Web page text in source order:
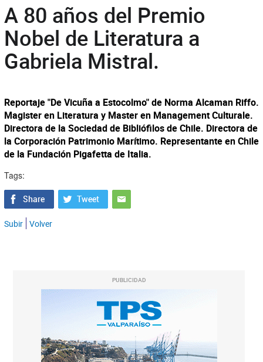
A 80 años del Premio
Nobel de Literatura a
Gabriela Mistral.
Reportaje "De Vicuña a Estocolmo" de Norma Alcaman Riffo.
Magister en Literatura y Master en Management Culturale.
Directora de la Sociedad de Bibliófilos de Chile. Directora de
la Corporación Patrimonio Marítimo. Representante en Chile
de la Fundación Pigafetta de Italia.
Tags:
Subir Volver
PUBLICIDAD